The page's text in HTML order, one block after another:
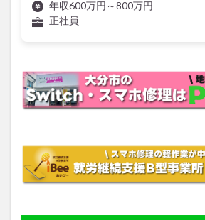
年収600万円～800万円
正社員